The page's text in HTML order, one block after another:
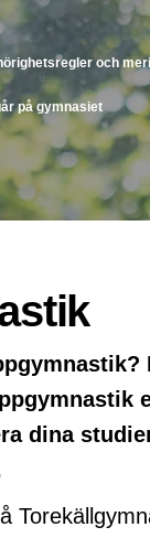
och
på gymnasiet
dina